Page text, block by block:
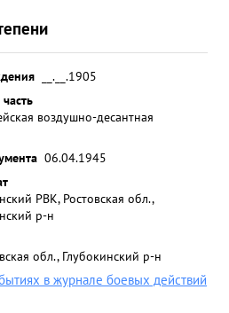
__.__.1905
воздушно-десантная
06.04.1945
РВК, Ростовская обл.,
р-н
обл., Глубокинский р-н
в журнале боевых действий